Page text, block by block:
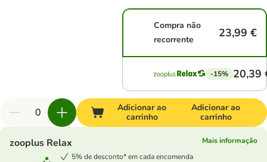
Compra não
recorrente
23,99 €
-15% 20,39
Adicionar ao
carrinho
Adicionar ao
carrinho
zooplus Relax
Mais informação
5% de desconto* em cada encomenda